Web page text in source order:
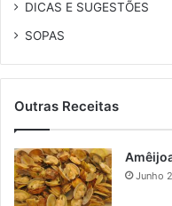
DICAS E SUGESTÕES
SOPAS
Outras Receitas
Junho